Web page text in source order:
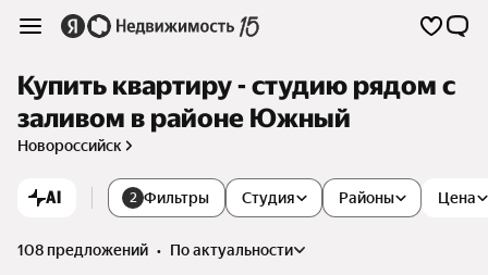
Купить квартиру - студию рядом с
заливом в районе Южный
Новороссийск
AI 2 Фильтры Студия Цена
Районы
108 предложений •
по актуальности